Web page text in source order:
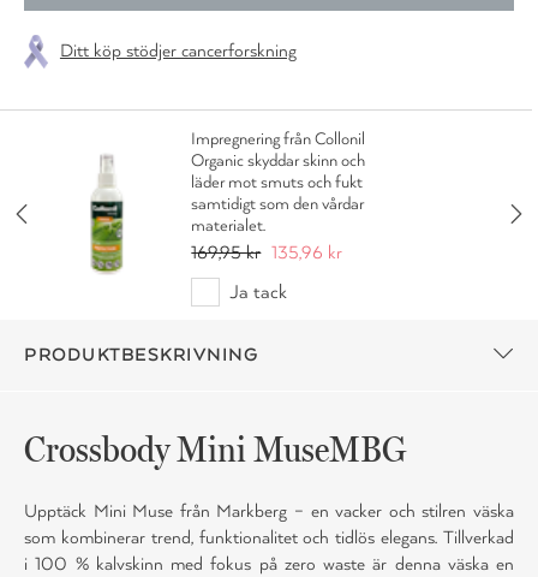
Ditt köp stödjer cancerforskning
Impregnering från Collonil
Organic skyddar skinn och
läder mot smuts och fukt
samtidigt som den vårdar
materialet.
169,95 kr 135,96 kr
Ja tack
PRODUKTBESKRIVNING
Crossbody Mini MuseMBG
Upptäck Mini Muse från Markberg – en vacker och stilren väska
som kombinerar trend, funktionalitet och tidlös elegans. Tillverkad
i 100 % kalvskinn med fokus på zero waste är denna väska en